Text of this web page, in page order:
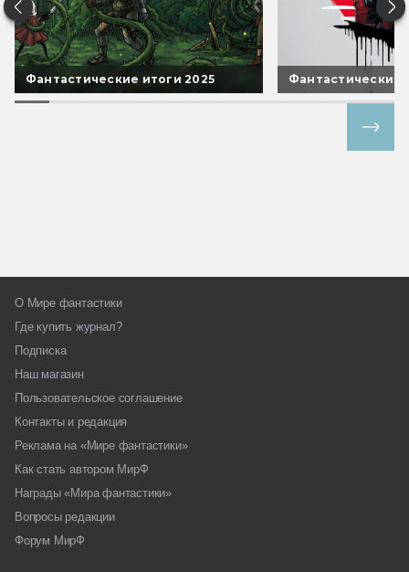
Фантастические итоги 2025 Фантастические
О Мире фантастики
Где купить журнал?
Подписка
Наш магазин
Пользовательское соглашение
Контакты и редакция
Реклама на «Мире фантастики»
Как стать автором МирФ
Награды «Мира фантастики»
Вопросы редакции
Форум МирФ